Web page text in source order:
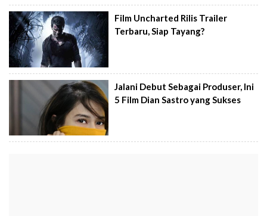
Film Uncharted Rilis Trailer
Terbaru, Siap Tayang?
Jalani Debut Sebagai Produser, Ini
5 Film Dian Sastro yang Sukses